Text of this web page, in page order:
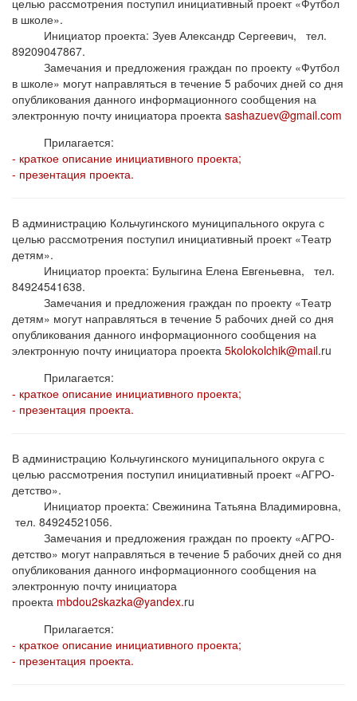
в школе».
Инициатор проекта: Зуев Александр Сергеевич, тел.
89209047867.
Замечания и предложения граждан по проекту «Футбол
в школе» могут направляться в течение 5 рабочих дней со дня
опубликования данного информационного сообщения на
электронную почту инициатора проекта sashazuev@gmail.com
Прилагается:
- краткое описание инициативного проекта;
- презентация проекта.
В администрацию Кольчугинского муниципального округа с
целью рассмотрения поступил инициативный проект «Театр
детям».
Инициатор проекта: Булыгина Елена Евгеньевна, тел.
84924541638.
Замечания и предложения граждан по проекту «Театр
детям» могут направляться в течение 5 рабочих дней со дня
опубликования данного информационного сообщения на
электронную почту инициатора проекта 5kolokolchik@mail.ru
Прилагается:
- краткое описание инициативного проекта;
- презентация проекта.
В администрацию Кольчугинского муниципального округа с
целью рассмотрения поступил инициативный проект «АГРО-
детство».
Инициатор проекта: Свежинина Татьяна Владимировна,
тел. 84924521056.
Замечания и предложения граждан по проекту «АГРО-
детство» могут направляться в течение 5 рабочих дней со дня
опубликования данного информационного сообщения на
электронную почту инициатора
проекта mbdou2skazka@yandex.ru
Прилагается:
- краткое описание инициативного проекта;
- презентация проекта.